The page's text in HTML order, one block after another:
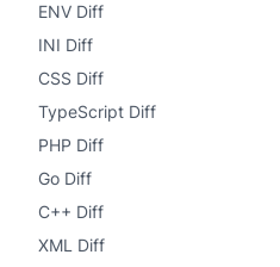
ENV Diff
INI Diff
CSS Diff
TypeScript Diff
PHP Diff
Go Diff
C++ Diff
XML Diff